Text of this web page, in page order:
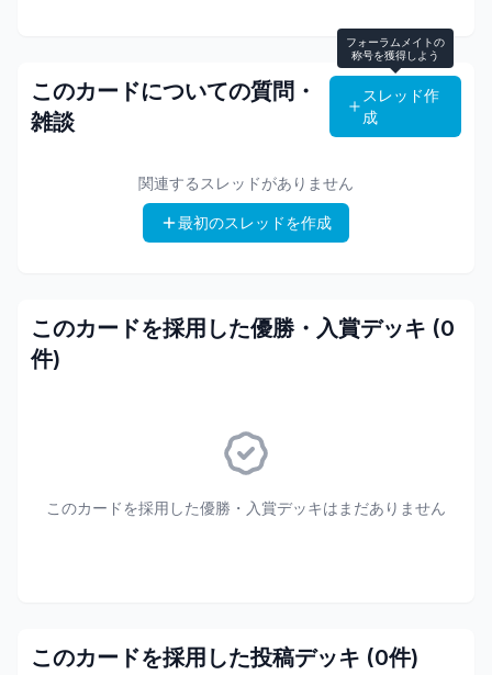
このカードについての質問・
雑談
フォーラムメイトの
称号を獲得しよう
スレッド作
成
関連するスレッドがありません
最初のスレッドを作成
このカードを採用した優勝・入賞デッキ (0
件)
このカードを採用した優勝・入賞デッキはまだありません
このカードを採用した投稿デッキ (0件)